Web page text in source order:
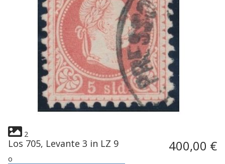
2
Los 705, Levante 3 in LZ 9 400,00 €
o